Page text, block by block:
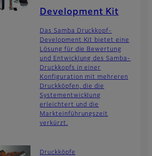
Development Kit
Das Samba Druckkopf-
Development Kit bietet eine
Lösung für die Bewertung
und Entwicklung des Samba-
Druckkopfs in einer
Konfiguration mit mehreren
Druckköpfen, die die
Systementwicklung
erleichtert und die
Markteinführungszeit
verkürzt.
Druckköpfe